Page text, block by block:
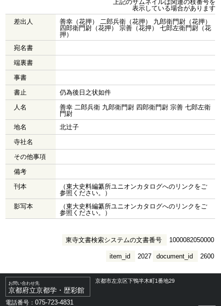
上記のサムネイルは関連の枝番号を
表示している場合があります
差出人
善幸（花押） 二郎兵衛（花押） 九郎衛門尉（花押）
四郎衛門尉（花押） 宗善（花押） 七郎左衛門尉（花
押）
宛名書
端裏書
事書
書止
仍為後日之状如件
人名
善幸 二郎兵衛 九郎衛門尉 四郎衛門尉 宗善 七郎左衛
門尉
地名
北辻子
寺社名
その他事項
備考
刊本
（東大史料編纂所ユニオンカタログへのリンクをご
参照ください。）
影写本
（東大史料編纂所ユニオンカタログへのリンクをご
参照ください。）
東寺文書検索システムの文書番号 1000082050000
document_id 2600
item_id 2027
お問い合わせ先
京都府立京都学・歴彩館
京都市左京区下鴨半木町1番地29
電話番号：075-723-4831